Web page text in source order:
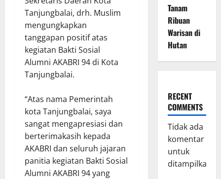
Tanjungbalai, drh. Muslim
mengungkapkan
tanggapan positif atas
kegiatan Bakti Sosial
Alumni AKABRI 94 di Kota
Tanjungbalai.
“Atas nama Pemerintah
kota Tanjungbalai, saya
sangat mengapresiasi dan
berterimakasih kepada
AKABRI dan seluruh jajaran
panitia kegiatan Bakti Sosial
Alumni AKABRI 94 yang
Tanam
Ribuan
Warisan di
Hutan
RECENT
COMMENTS
Tidak ada
komentar
untuk
ditampilkan.